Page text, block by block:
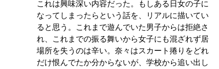
これは興味深い内容だった。もしある日女の子に
なってしまったらという話を、リアルに描いてい
ると思う。これまで遊んでいた男子からは拒絶さ
れ、これまでの振る舞いから女子にも混ざれず居
場所を失うのは辛い。奈々はスカート捲りをどれ
だけ恨んでたか分からないが、学校から追い出し